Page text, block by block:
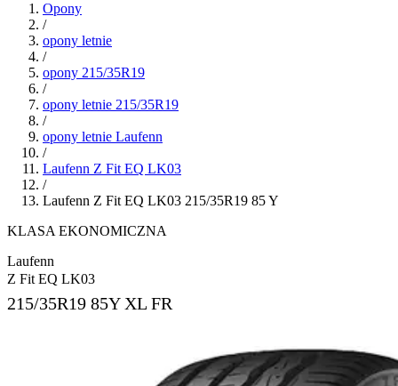
Opony
/
opony letnie
/
opony 215/35R19
/
opony letnie 215/35R19
/
opony letnie Laufenn
/
Laufenn Z Fit EQ LK03
/
Laufenn Z Fit EQ LK03 215/35R19 85 Y
KLASA EKONOMICZNA
Laufenn
Z Fit EQ LK03
215/35R19 85Y XL FR